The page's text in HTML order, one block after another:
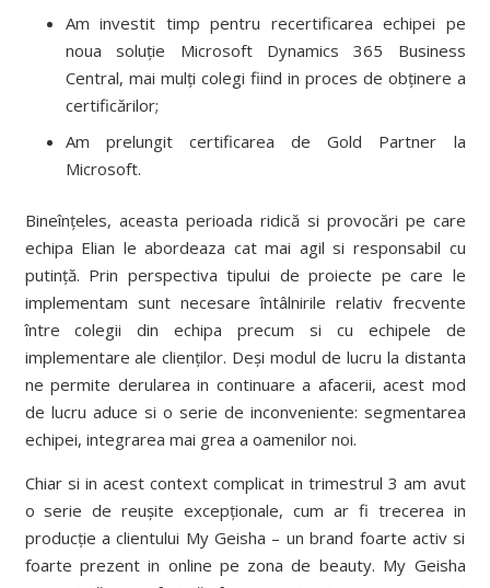
Am investit timp pentru recertificarea echipei pe
noua soluție Microsoft Dynamics 365 Business
Central, mai mulți colegi fiind in proces de obținere a
certificărilor;
Am prelungit certificarea de Gold Partner la
Microsoft.
Bineînțeles, aceasta perioada ridică si provocări pe care
echipa Elian le abordeaza cat mai agil si responsabil cu
putință. Prin perspectiva tipului de proiecte pe care le
implementam sunt necesare întâlnirile relativ frecvente
între colegii din echipa precum si cu echipele de
implementare ale clienților. Deși modul de lucru la distanta
ne permite derularea in continuare a afacerii, acest mod
de lucru aduce si o serie de inconveniente: segmentarea
echipei, integrarea mai grea a oamenilor noi.
Chiar si in acest context complicat in trimestrul 3 am avut
o serie de reușite excepționale, cum ar fi trecerea in
producție a clientului My Geisha – un brand foarte activ si
foarte prezent in online pe zona de beauty. My Geisha